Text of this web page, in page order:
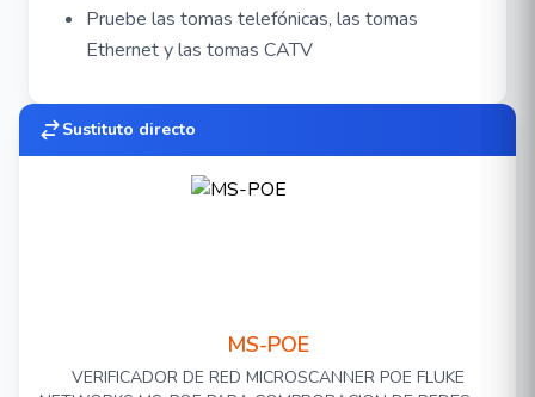
Pruebe las tomas telefónicas, las tomas
Ethernet y las tomas CATV
Sustituto directo
MS-POE
VERIFICADOR DE RED MICROSCANNER POE FLUKE